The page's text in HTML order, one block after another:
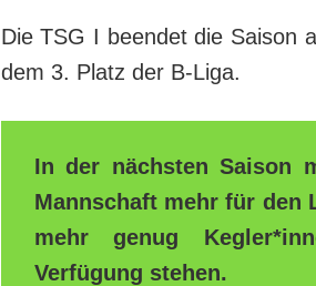
Die TSG I beendet die Saison
dem 3. Platz der B-Liga.
In der nächsten Saison
Mannschaft mehr für den
mehr genug
Verfügung stehen.